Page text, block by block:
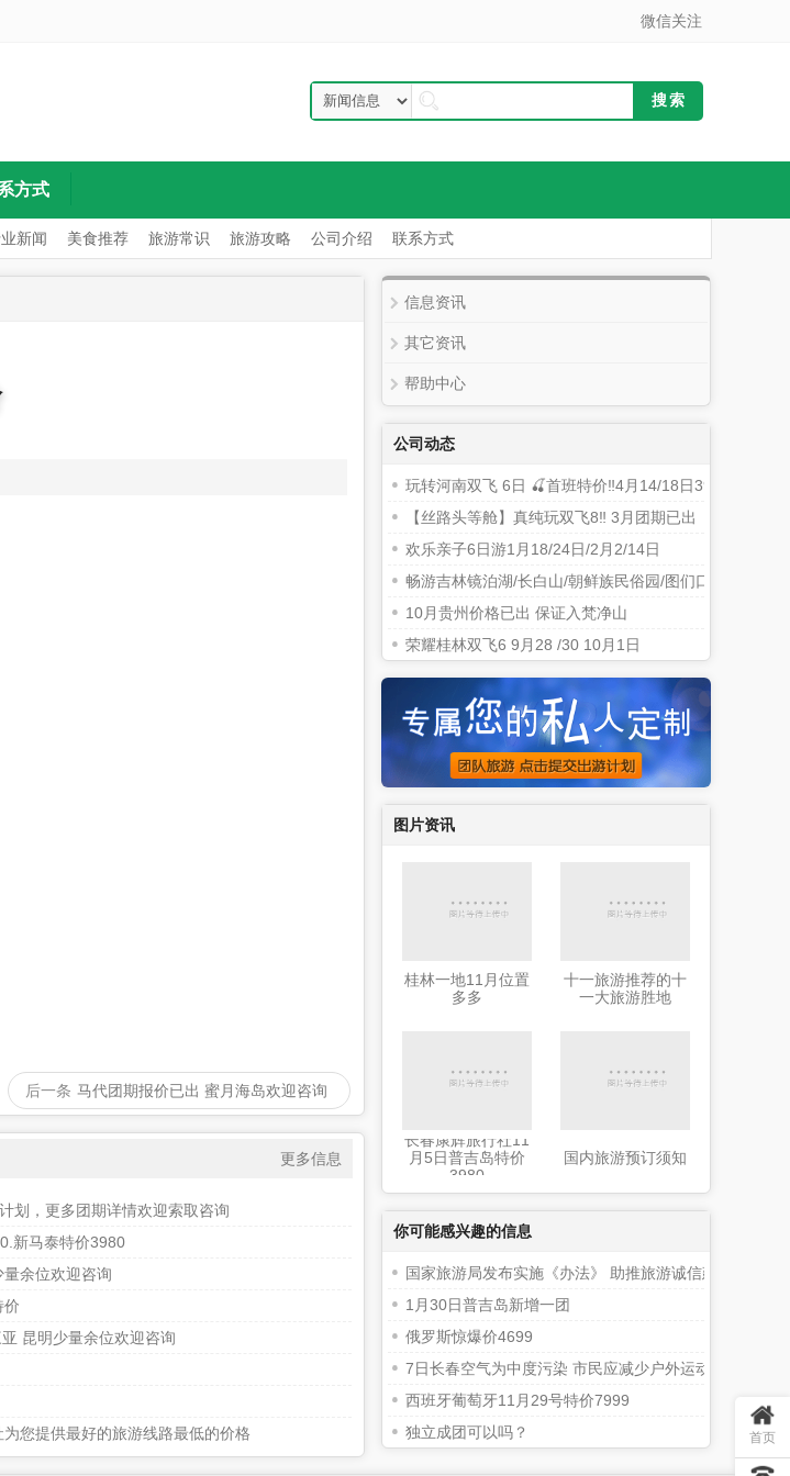
微信关注
方式
新闻 美食推荐 旅游常识 旅游攻略 公司介绍 联系方式
后一条 马代团期报价已出 蜜月海岛欢迎咨询
更多信息
划，更多团期详情欢迎索取咨询
新马泰特价3980
余位欢迎咨询
价
昆明少量余位欢迎咨询
您提供最好的旅游线路最低的价格
信息资讯
其它资讯
帮助中心
公司动态
玩转河南双飞 6日 🍒首班特价‼️4月14/18日3999元/人
【丝路头等舱】真纯玩双飞8‼️ 3月团期已出
欢乐亲子6日游1月18/24日/2月2/14日
畅游吉林镜泊湖/长白山/朝鲜族民俗园/图们口岸三日游
10月贵州价格已出 保证入梵净山
荣耀桂林双飞6 9月28 /30 10月1日
图片资讯
桂林一地11月位置
多多
十一旅游推荐的十
一大旅游胜地
长春康辉旅行社11
月5日普吉岛特价
3980
国内旅游预订须知
你可能感兴趣的信息
国家旅游局发布实施《办法》 助推旅游诚信建设
1月30日普吉岛新增一团
俄罗斯惊爆价4699
7日长春空气为中度污染 市民应减少户外运动
西班牙葡萄牙11月29号特价7999
独立成团可以吗？
首页